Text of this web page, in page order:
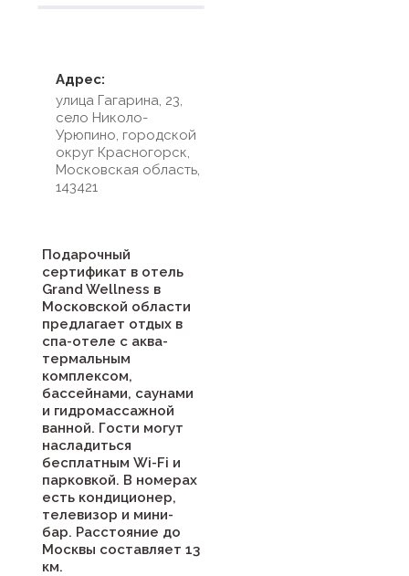
Адрес:
улица Гагарина, 23,
село Николо-
Урюпино, городской
округ Красногорск,
Московская область,
143421
Подарочный
сертификат в отель
Grand Wellness в
Московской области
предлагает отдых в
спа-отеле с аква-
термальным
комплексом,
бассейнами, саунами
и гидромассажной
ванной. Гости могут
насладиться
бесплатным Wi-Fi и
парковкой. В номерах
есть кондиционер,
телевизор и мини-
бар. Расстояние до
Москвы составляет 13
км.